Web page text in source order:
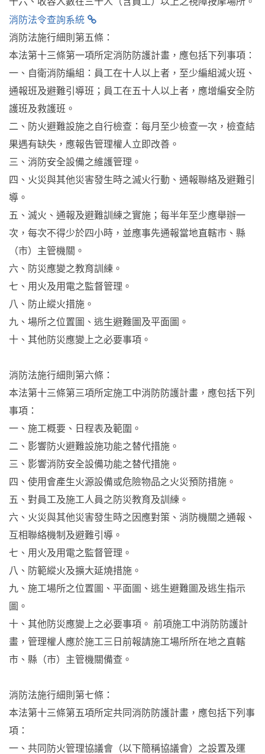
消防法令查詢系統
消防法施行細則第五條：
本法第十三條第一項所定消防防護計畫，應包括下列事項：
一、自衛消防編組：員工在十人以上者，至少編組滅火班、
通報班及避難引導班；員工在五十人以上者，應增編安全防
護班及救護班。
二、防火避難設施之自行檢查：每月至少檢查一次，檢查結
果遇有缺失，應報告管理權人立即改善。
三、消防安全設備之維護管理。
四、火災與其他災害發生時之滅火行動、通報聯絡及避難引
導。
五、滅火、通報及避難訓練之實施；每半年至少應舉辦一
次，每次不得少於四小時，並應事先通報當地直轄市、縣
（市）主管機關。
六、防災應變之教育訓練。
七、用火及用電之監督管理。
八、防止縱火措施。
九、場所之位置圖、逃生避難圖及平面圖。
十、其他防災應變上之必要事項。
消防法施行細則第六條：
本法第十三條第三項所定施工中消防防護計畫，應包括下列
事項：
一、施工概要、日程表及範圍。
二、影響防火避難設施功能之替代措施。
三、影響消防安全設備功能之替代措施。
四、使用會產生火源設備或危險物品之火災預防措施。
五、對員工及施工人員之防災教育及訓練。
六、火災與其他災害發生時之因應對策、消防機關之通報、
互相聯絡機制及避難引導。
七、用火及用電之監督管理。
八、防範縱火及擴大延燒措施。
九、施工場所之位置圖、平面圖、逃生避難圖及逃生指示
圖。
十、其他防災應變上之必要事項。 前項施工中消防防護計
畫，管理權人應於施工三日前報請施工場所所在地之直轄
市、縣（市）主管機關備查。
消防法施行細則第七條：
本法第十三條第五項所定共同消防防護計畫，應包括下列事
項：
一、共同防火管理協議會（以下簡稱協議會）之設置及運